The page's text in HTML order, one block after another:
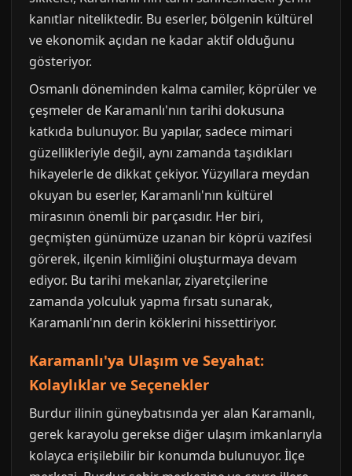
kanıtlar niteliktedir. Bu eserler, bölgenin kültürel
ve ekonomik açıdan ne kadar aktif olduğunu
gösteriyor.
Osmanlı döneminden kalma camiler, köprüler ve
çeşmeler de Karamanlı'nın tarihi dokusuna
katkıda bulunuyor. Bu yapılar, sadece mimari
güzellikleriyle değil, aynı zamanda taşıdıkları
hikayelerle de dikkat çekiyor. Yüzyıllara meydan
okuyan bu eserler, Karamanlı'nın kültürel
mirasının önemli bir parçasıdır. Her biri,
geçmişten günümüze uzanan bir köprü vazifesi
görerek, ilçenin kimliğini oluşturmaya devam
ediyor. Bu tarihi mekanlar, ziyaretçilerine
zamanda yolculuk yapma fırsatı sunarak,
Karamanlı'nın derin köklerini hissettiriyor.
Karamanlı'ya Ulaşım ve Seyahat:
Kolaylıklar ve Seçenekler
Burdur ilinin güneybatısında yer alan Karamanlı,
gerek karayolu gerekse diğer ulaşım imkanlarıyla
kolayca erişilebilir bir konumda bulunuyor. İlçe